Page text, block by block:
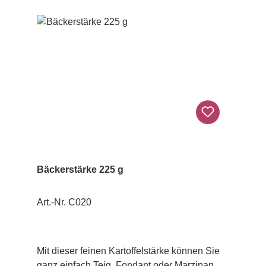
in Profi-Qualität gefertigt. Wir empfehlen, sie
Zubehör, das Sie vom Bäcker in einen
Bäckerstärke 225 g
Art.-Nr. C020
Mit dieser feinen Kartoffelstärke können Sie